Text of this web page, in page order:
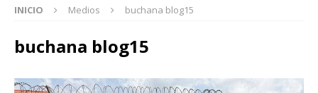
INICIO Medios buchana blog15
buchana blog15